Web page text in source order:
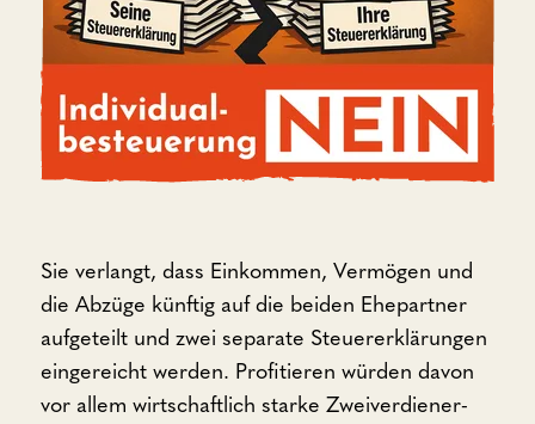
Sie verlangt, dass Einkommen, Vermögen und
die Abzüge künftig auf die beiden Ehepartner
aufgeteilt und zwei separate Steuererklärungen
eingereicht werden. Profitieren würden davon
vor allem wirtschaftlich starke Zweiverdiener-